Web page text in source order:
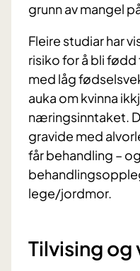
grunn av mangel
Fleire studiar har
risiko for å bli
med låg
auka om kvinna
næringsinntaket.
gravide med
får behandling –
lege/jordmor.
Tilvising og